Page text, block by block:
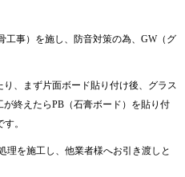
工事）を施し、防音対策の為、GW（グ
、まず片面ボード貼り付け後、グラス
終えたらPB（石膏ボード）を貼り付
。
理を施工し、他業者様へお引き渡しと